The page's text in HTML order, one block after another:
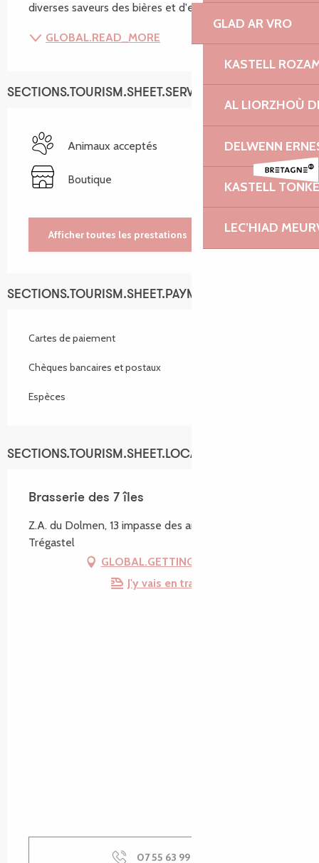
GLAD AR VRO
KASTELL
AL LIORZHOÙ
DELWENN
KASTELL
LEC’HIAD
diverses saveurs des bières et d'en apprendre un...
GLOBAL.READ_MORE
SECTIONS.TOURISM.SHEET.SERVICES
Animaux acceptés
Boutique
Afficher toutes les prestations
SECTIONS.TOURISM.SHEET.PAYMENTS_METHODS
Cartes de paiement
Chèques bancaires et postaux
Espèces
SECTIONS.TOURISM.SHEET.LOCATION
Brasserie des 7 îles
Z.A. du Dolmen, 13 impasse des artisans, 22730
Trégastel
GLOBAL.GETTING_THERE
J'y vais en train !
07 55 63 99